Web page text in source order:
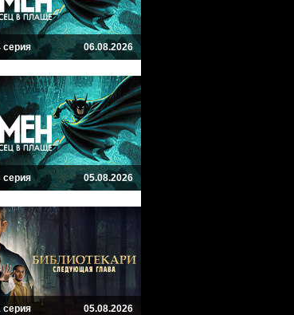
серия 06.08.2026
серия 05.08.2026
серия 05.08.2026